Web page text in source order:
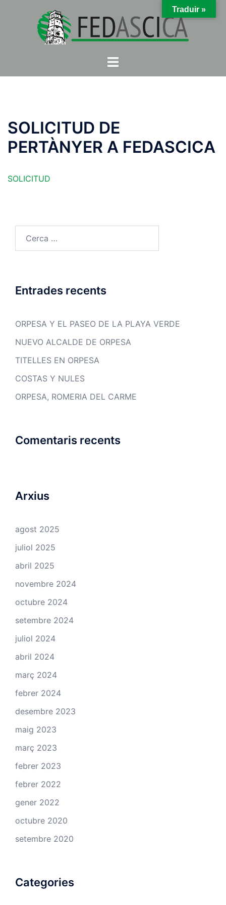
Toggle
SOLICITUD DE
PERTÀNYER A FEDASCICA
SOLICITUD
Entrades recents
ORPESA Y EL PASEO DE LA PLAYA VERDE
NUEVO ALCALDE DE ORPESA
TITELLES EN ORPESA
COSTAS Y NULES
ORPESA, ROMERIA DEL CARME
Comentaris recents
Arxius
agost 2025
juliol 2025
abril 2025
novembre 2024
octubre 2024
setembre 2024
juliol 2024
abril 2024
març 2024
febrer 2024
desembre 2023
maig 2023
març 2023
febrer 2023
febrer 2022
gener 2022
octubre 2020
setembre 2020
Categories
Traduir »